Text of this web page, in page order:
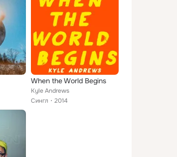
When the World Begins
Kyle Andrews
Сингл
2014